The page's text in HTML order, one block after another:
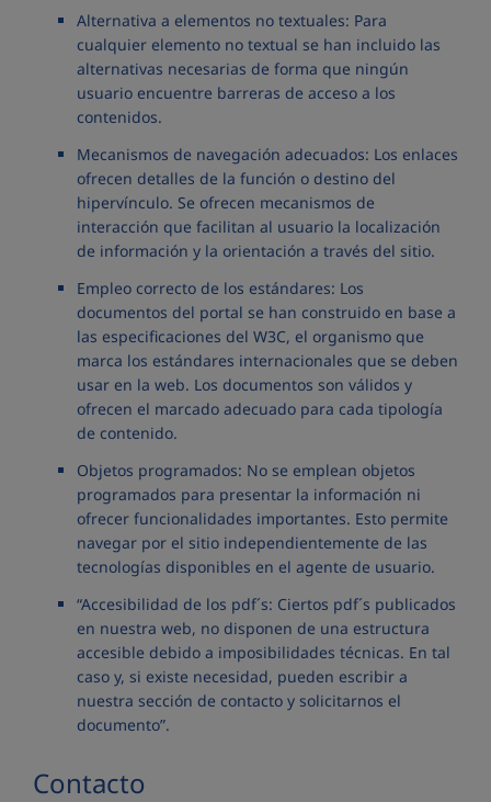
Alternativa a elementos no textuales: Para
cualquier elemento no textual se han incluido las
alternativas necesarias de forma que ningún
usuario encuentre barreras de acceso a los
contenidos.
Mecanismos de navegación adecuados: Los enlaces
ofrecen detalles de la función o destino del
hipervínculo. Se ofrecen mecanismos de
interacción que facilitan al usuario la localización
de información y la orientación a través del sitio.
Empleo correcto de los estándares: Los
documentos del portal se han construido en base a
las especificaciones del W3C, el organismo que
marca los estándares internacionales que se deben
usar en la web. Los documentos son válidos y
ofrecen el marcado adecuado para cada tipología
de contenido.
Objetos programados: No se emplean objetos
programados para presentar la información ni
ofrecer funcionalidades importantes. Esto permite
navegar por el sitio independientemente de las
tecnologías disponibles en el agente de usuario.
“Accesibilidad de los pdf´s: Ciertos pdf´s publicados
en nuestra web, no disponen de una estructura
accesible debido a imposibilidades técnicas. En tal
caso y, si existe necesidad, pueden escribir a
nuestra sección de contacto y solicitarnos el
documento”.
Contacto